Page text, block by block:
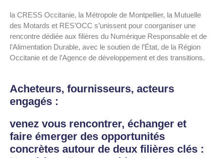
la CRESS Occitanie, la Métropole de Montpellier, la Mutuelle
des Motards et RES’OCC s’unissent pour coorganiser une
rencontre dédiée aux filières du Numérique Responsable et de
l’Alimentation Durable, avec le soutien de l’État, de la Région
Occitanie et de l’Agence de développement et des transitions.
Acheteurs, fournisseurs, acteurs
engagés :
venez vous rencontrer, échanger et
faire émerger des opportunités
concrètes autour de deux filières clés :